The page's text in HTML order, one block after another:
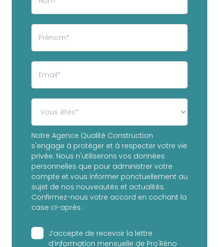
Notre Agence Qualité Construction
s'engage à protéger et à respecter votre vie
privée. Nous n'utiliserons vos données
personnelles que pour administrer votre
compte et vous informer ponctuellement au
sujet de nos nouveautés et actualités.
Confirmez-nous votre accord en cochant la
case ci-après :
J’accepte de recevoir la lettre
d’information mensuelle de Pro'Réno